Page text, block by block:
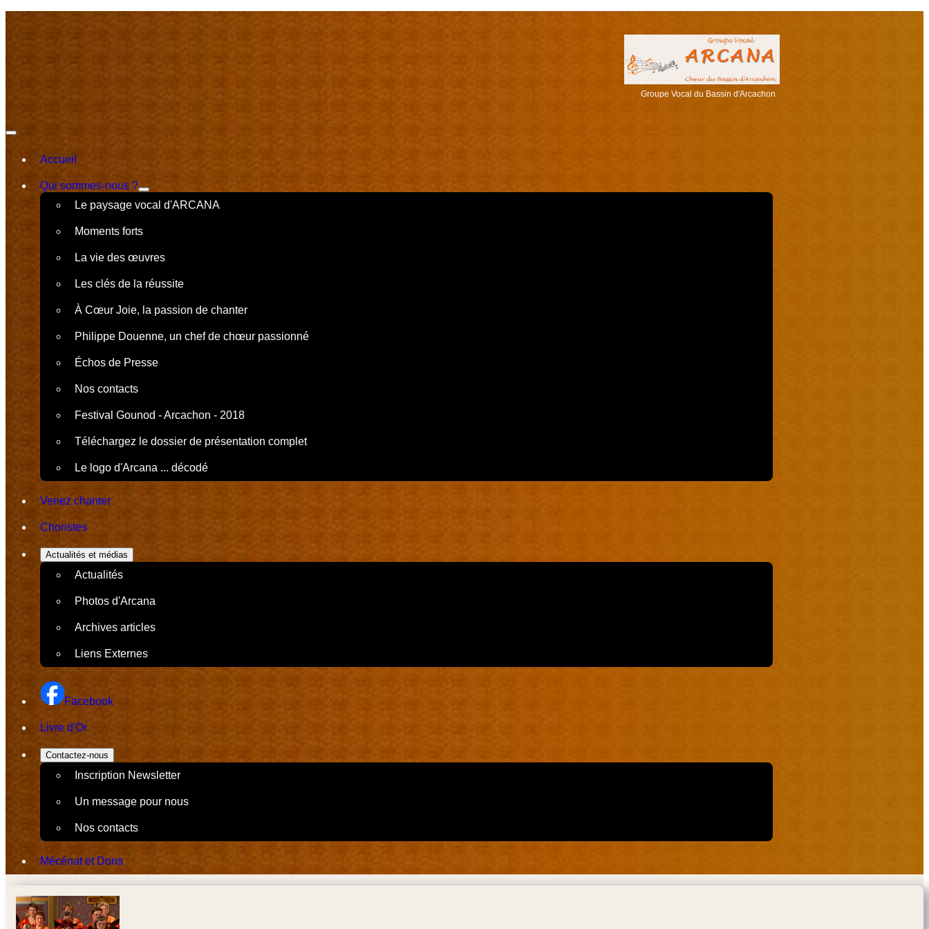
Groupe Vocal du Bassin d'Arcachon
Accueil
Qui sommes-nous ?
Le paysage vocal d'ARCANA
Moments forts
La vie des œuvres
Les clés de la réussite
À Cœur Joie, la passion de chanter
Philippe Douenne, un chef de chœur passionné
Échos de Presse
Nos contacts
Festival Gounod - Arcachon - 2018
Téléchargez le dossier de présentation complet
Le logo d'Arcana ... décodé
Venez chanter
Choristes
Actualités et médias
Actualités
Photos d'Arcana
Archives articles
Liens Externes
Facebook
Livre d'Or
Contactez-nous
Inscription Newsletter
Un message pour nous
Nos contacts
Mécénat et Dons